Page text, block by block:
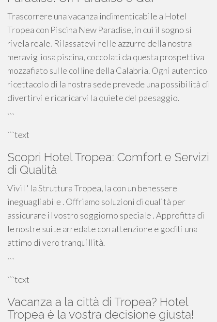
Trascorrere una vacanza indimenticabile a Hotel
Tropea con Piscina New Paradise, in cui il sogno si
rivela reale. Rilassatevi nelle azzurre della nostra
meravigliosa piscina, coccolati da questa prospettiva
mozzafiato sulle colline della Calabria. Ogni autentico
ricettacolo di la nostra sede prevede una possibilità di
divertirvi e ricaricarvi la quiete del paesaggio.
```
```text
Scopri Hotel Tropea: Comfort e Servizi
di Qualità
Vivi l' la Struttura Tropea, la con un benessere
ineguagliabile . Offriamo soluzioni di qualità per
assicurare il vostro soggiorno speciale . Approfitta di
le nostre suite arredate con attenzione e goditi una
attimo di vero tranquillità.
```
```text
Vacanza a la città di Tropea? Hotel
Tropea è la vostra decisione giusta!